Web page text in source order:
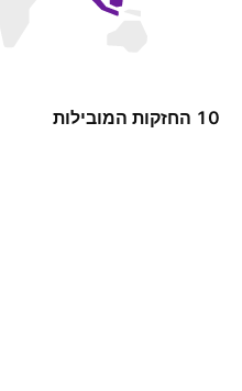
10 החזקות המובילות